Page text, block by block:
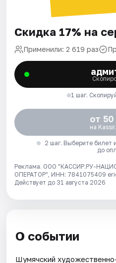
Скидка 17% на
Применили: 2 619 раз
1 шаг.
от
на
2 шаг. Выберите билет
до
Реклама. ООО "КАССИР.РУ-
ОПЕРАТОР", ИНН: 7841075409
Действует до 31 августа 2026
О событии
Шумячский